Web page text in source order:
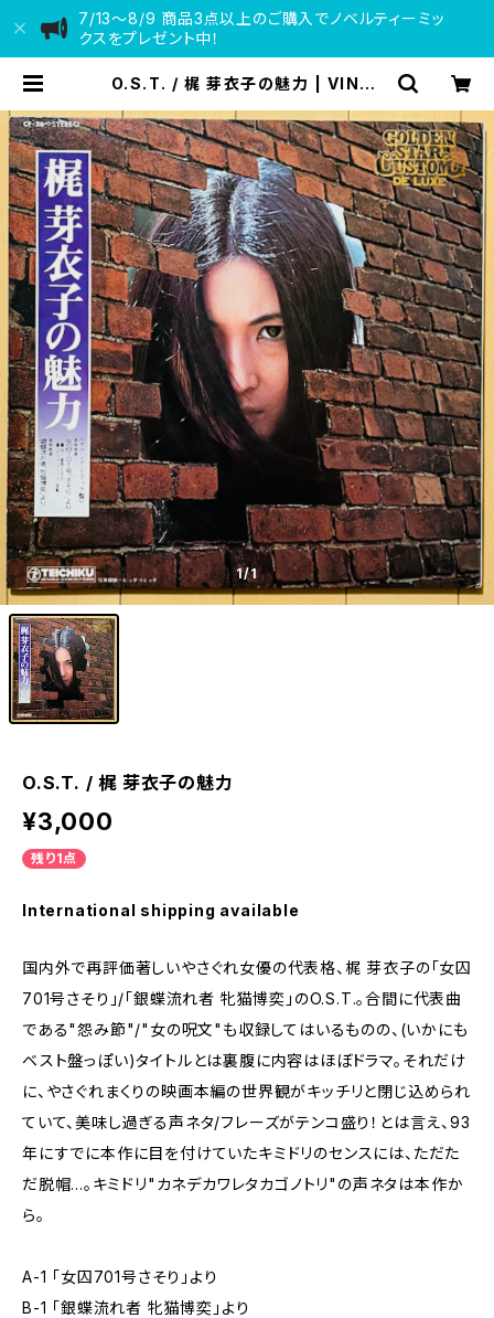
7/13〜8/9 商品3点以上のご購入でノベルティーミッ
クスをプレゼント中！
O.S.T. / 梶 芽衣子の魅力 | VINYL
1/1
O.S.T. / 梶 芽衣子の魅力
¥3,000
残り1点
International shipping available
国内外で再評価著しいやさぐれ女優の代表格、梶 芽衣子の「女囚
701号さそり」/「銀蝶流れ者 牝猫博奕」のO.S.T.。合間に代表曲
である"怨み節"/"女の呪文"も収録してはいるものの、(いかにも
ベスト盤っぽい)タイトルとは裏腹に内容はほぼドラマ。それだけ
に、やさぐれまくりの映画本編の世界観がキッチリと閉じ込められ
ていて、美味し過ぎる声ネタ/フレーズがテンコ盛り！とは言え、93
年にすでに本作に目を付けていたキミドリのセンスには、ただた
だ脱帽...。キミドリ"カネデカワレタカゴノトリ"の声ネタは本作か
ら。
A-1 「女囚701号さそり」より
B-1 「銀蝶流れ者 牝猫博奕」より